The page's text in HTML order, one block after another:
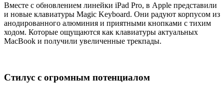
Вместе с обновлением линейки iPad Pro, в Apple представили
и новые клавиатуры Magic Keyboard. Они радуют корпусом из
анодированного алюминия и приятными кнопками с тихим
ходом. Которые ощущаются как клавиатуры актуальных
MacBook и получили увеличенные трекпады.
Стилус с огромным потенциалом